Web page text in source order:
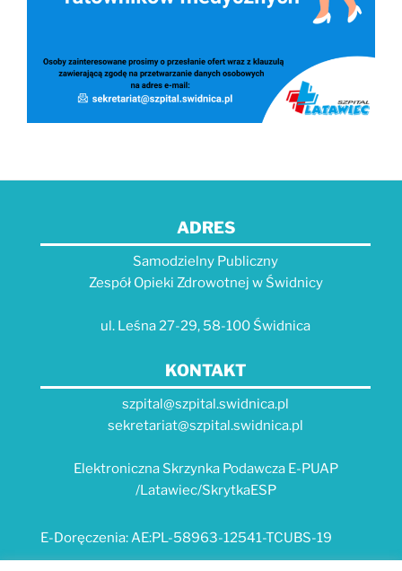
ADRES
Samodzielny Publiczny
Zespół Opieki Zdrowotnej w Świdnicy
ul. Leśna 27-29, 58-100 Świdnica
KONTAKT
szpital@szpital.swidnica.pl
sekretariat@szpital.swidnica.pl
Elektroniczna Skrzynka Podawcza E-PUAP
/Latawiec/SkrytkaESP
E-Doręczenia: AE:PL-58963-12541-TCUBS-19